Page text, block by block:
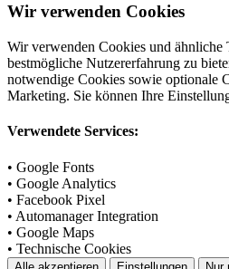
Wir verwenden Cookies
Wir verwenden Cookies und ähnliche
bestmögliche Nutzererfahrung zu
notwendige Cookies sowie optionale
Marketing. Sie können Ihre
Verwendete Services:
• Google Fonts
• Google Analytics
• Facebook Pixel
• Automanager Integration
• Google Maps
• Technische Cookies